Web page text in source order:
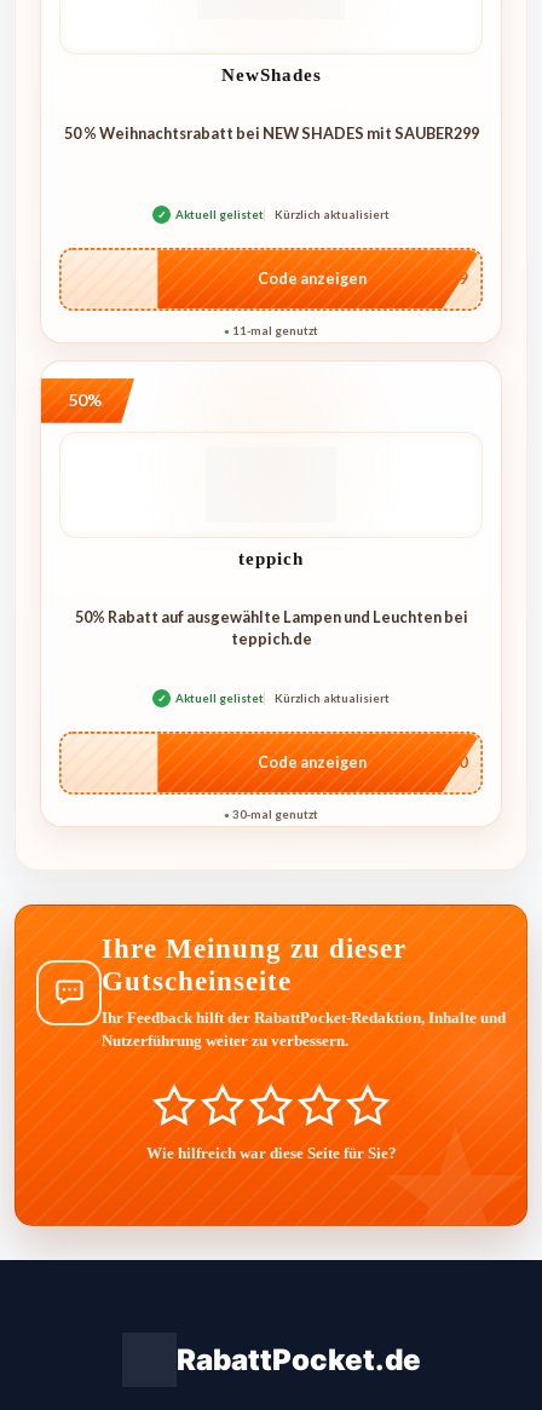
NewShades
50 % Weihnachtsrabatt bei NEW SHADES mit SAUBER299
✓ Aktuell gelistet Kürzlich aktualisiert
…R299
Code anzeigen
● 11-mal genutzt
50%
teppich
50% Rabatt auf ausgewählte Lampen und Leuchten bei
teppich.de
✓ Aktuell gelistet Kürzlich aktualisiert
…O50
Code anzeigen
● 30-mal genutzt
Ihre Meinung zu dieser
Gutscheinseite
Ihr Feedback hilft der RabattPocket-Redaktion, Inhalte und
Nutzerführung weiter zu verbessern.
Wie hilfreich war diese Seite für Sie?
RabattPocket.de